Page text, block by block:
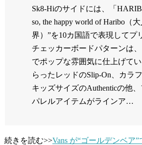
Sk8-Hiのサイドには、「
so, the happy world of Haribo
界）”を10カ国語で表現してプ
チェッカーボードパターンは
でポップな雰囲気に仕上げて
らったレッドのSlip-On、カラ
キッズサイズのAuthenticの他
パレルアイテムがラインア…
続きを読む>>Vans が“ゴールデンベア